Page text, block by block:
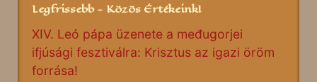
Legfrissebb - Közös Értékeink!
XIV. Leó pápa üzenete a međugorjei
ifjúsági fesztiválra: Krisztus az igazi öröm
forrása!